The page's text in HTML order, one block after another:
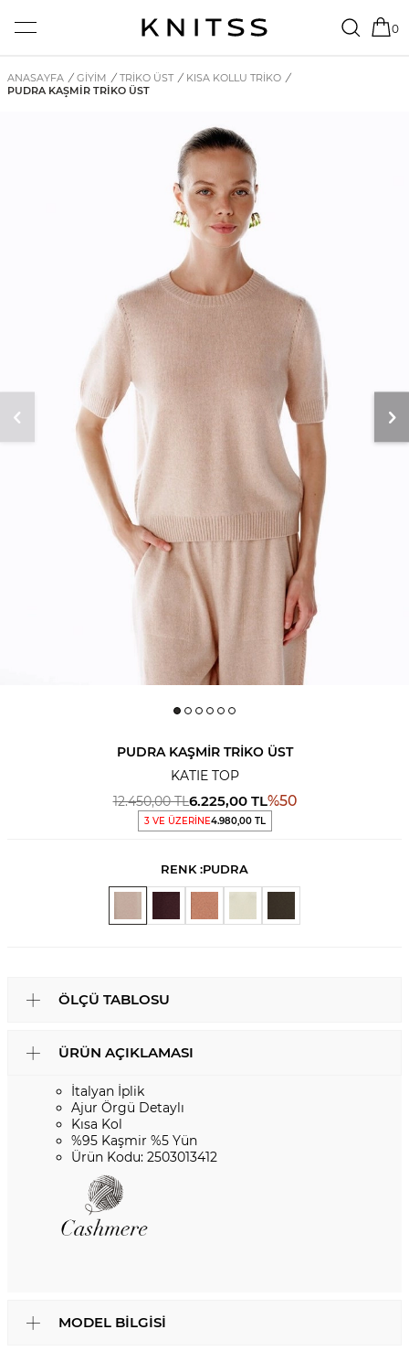
0
ANASAYFA / GİYİM / TRIKO ÜST / KISA KOLLU TRIKO /
PUDRA KAŞMIR TRIKO ÜST
PUDRA KAŞMIR TRIKO ÜST
KATIE TOP
12.450,00TL6.225,00TL%50
3 VE ÜZERİNE4.980,00 TL
RENK :PUDRA
ÖLÇÜ TABLOSU
ÜRÜN AÇIKLAMASI
İtalyan İplik
Ajur Örgü Detaylı
Kısa Kol
%95 Kaşmir %5 Yün
Ürün Kodu: 2503013412
MODEL BILGISI